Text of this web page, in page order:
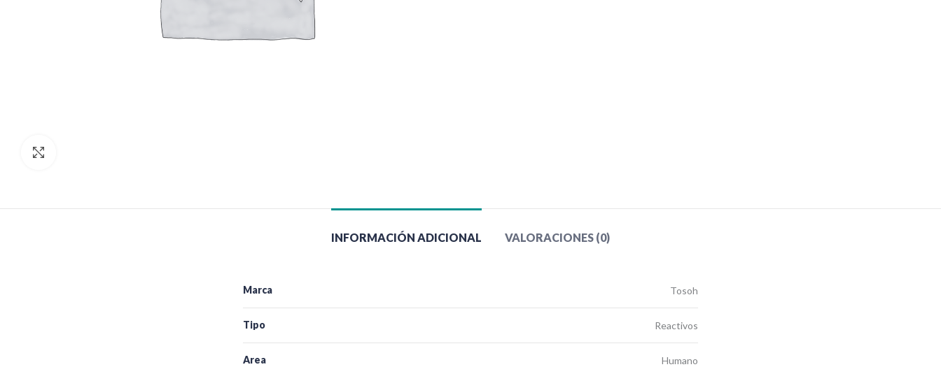
INFORMACIÓN ADICIONAL VALORACIONES (0)
Marca Tosoh
Tipo Reactivos
Area Humano